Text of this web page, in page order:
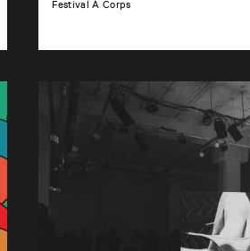
Festival À Corps